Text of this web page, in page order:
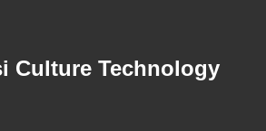
Culture Technology